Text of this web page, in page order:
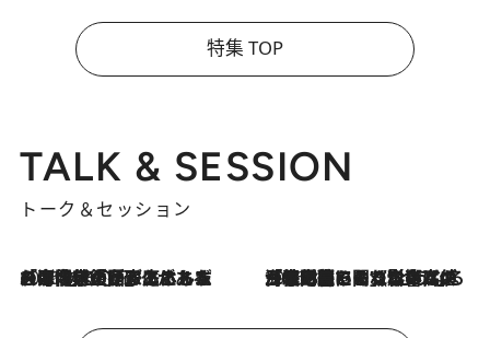
特集 TOP
TALK & SESSION
トーク＆セッション
2026.8.3
「今後値上げがあるとすれば…」「リスクがあるのは今年の冬」エネルギー専門家が語る、ホルムズ海峡封鎖が家庭にもたらす“ある心配” 2026.8.3
「住宅建てられない…」「サーチャージ料の高値が続いている」ホルムズ海峡封鎖による影響はいつまで続く？《エネルギー専門家に聞く“どうなる日本の暮らし”》